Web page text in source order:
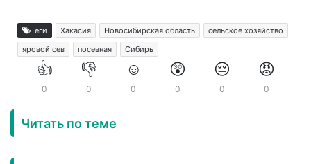
Теги Хакасия Новосибирская область
сельское хозяйство
яровой сев
посевная Сибирь
👍
0
👎
0
☺️
0
😲
0
😔
0
😡
0
Читать по теме